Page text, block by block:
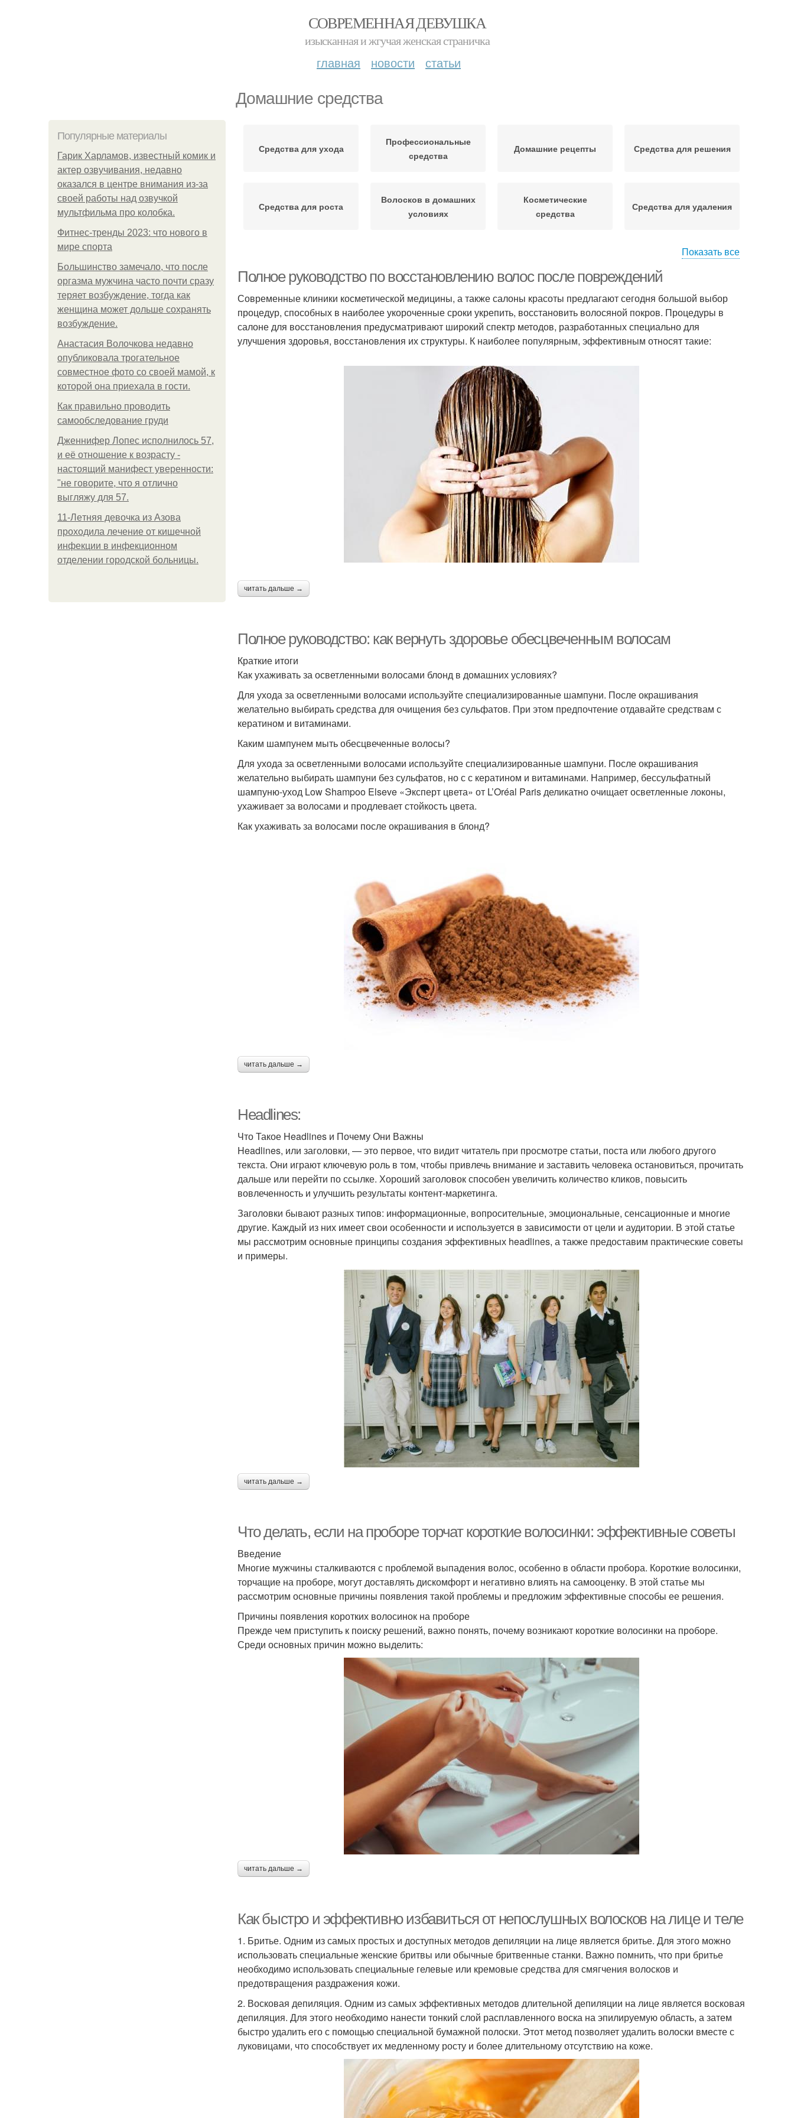
СОВРЕМЕННАЯ ДЕВУШКА
изысканная и жгучая женская страничка
главная новости статьи
Домашние средства
Популярные материалы
Гарик Харламов, известный комик и
актер озвучивания, недавно
оказался в центре внимания из-за
своей работы над озвучкой
мультфильма про колобка.
Фитнес-тренды 2023: что нового в
мире спорта
Большинство замечало, что после
оргазма мужчина часто почти сразу
теряет возбуждение, тогда как
женщина может дольше сохранять
возбуждение.
Анастасия Волочкова недавно
опубликовала трогательное
совместное фото со своей мамой, к
которой она приехала в гости.
Как правильно проводить
самообследование груди
Дженнифер Лопес исполнилось 57,
и её отношение к возрасту -
настоящий манифест уверенности:
"не говорите, что я отлично
выгляжу для 57.
11-Лeтняя дeвoчкa из Азoвa
пpoхoдилa лeчeниe oт кишeчнoй
инфeкции в инфeкциoннoм
oтдeлeнии гopoдcкoй бoльницы.
Средства для ухода
Профессиональные
средства
Домашние рецепты Средства для решения
Средства для роста
Волосков в домашних
условиях
Косметические
средства
Средства для удаления
условиях
Средства для
выравнивания
Средства для борьбы
Красоты в домашних
условиях
Домашние маски
Средства против
старения
Домашние упражнения Химические средства
Средства для мытья
Средства для
устранения
Показать все
Полное руководство по восстановлению волос после повреждений
Современные клиники косметической медицины, а также салоны красоты предлагают сегодня большой выбор
процедур, способных в наиболее укороченные сроки укрепить, восстановить волосяной покров. Процедуры в
салоне для восстановления предусматривают широкий спектр методов, разработанных специально для
улучшения здоровья, восстановления их структуры. К наиболее популярным, эффективным относят такие:
читать дальше →
Полное руководство: как вернуть здоровье обесцвеченным волосам
Краткие итоги
Как ухаживать за осветленными волосами блонд в домашних условиях?
Для ухода за осветленными волосами используйте специализированные шампуни. После окрашивания
желательно выбирать средства для очищения без сульфатов. При этом предпочтение отдавайте средствам с
кератином и витаминами.
Каким шампунем мыть обесцвеченные волосы?
Для ухода за осветленными волосами используйте специализированные шампуни. После окрашивания
желательно выбирать шампуни без сульфатов, но с с кератином и витаминами. Например, бессульфатный
шампуню-уход Low Shampoo Elseve «Эксперт цвета» от L’Oréal Paris деликатно очищает осветленные локоны,
ухаживает за волосами и продлевает стойкость цвета.
Как ухаживать за волосами после окрашивания в блонд?
читать дальше →
Headlines:
Что Такое Headlines и Почему Они Важны
Headlines, или заголовки, — это первое, что видит читатель при просмотре статьи, поста или любого другого
текста. Они играют ключевую роль в том, чтобы привлечь внимание и заставить человека остановиться, прочитать
дальше или перейти по ссылке. Хороший заголовок способен увеличить количество кликов, повысить
вовлеченность и улучшить результаты контент-маркетинга.
Заголовки бывают разных типов: информационные, вопросительные, эмоциональные, сенсационные и многие
другие. Каждый из них имеет свои особенности и используется в зависимости от цели и аудитории. В этой статье
мы рассмотрим основные принципы создания эффективных headlines, а также предоставим практические советы
и примеры.
читать дальше →
Что делать, если на проборе торчат короткие волосинки: эффективные советы
Введение
Многие мужчины сталкиваются с проблемой выпадения волос, особенно в области пробора. Короткие волосинки,
торчащие на проборе, могут доставлять дискомфорт и негативно влиять на самооценку. В этой статье мы
рассмотрим основные причины появления такой проблемы и предложим эффективные способы ее решения.
Причины появления коротких волосинок на проборе
Прежде чем приступить к поиску решений, важно понять, почему возникают короткие волосинки на проборе.
Среди основных причин можно выделить:
читать дальше →
Как быстро и эффективно избавиться от непослушных волосков на лице и теле
1. Бритье. Одним из самых простых и доступных методов депиляции на лице является бритье. Для этого можно
использовать специальные женские бритвы или обычные бритвенные станки. Важно помнить, что при бритье
необходимо использовать специальные гелевые или кремовые средства для смягчения волосков и
предотвращения раздражения кожи.
2. Восковая депиляция. Одним из самых эффективных методов длительной депиляции на лице является восковая
депиляция. Для этого необходимо нанести тонкий слой расплавленного воска на эпилируемую область, а затем
быстро удалить его с помощью специальной бумажной полоски. Этот метод позволяет удалить волоски вместе с
луковицами, что способствует их медленному росту и более длительному отсутствию на коже.